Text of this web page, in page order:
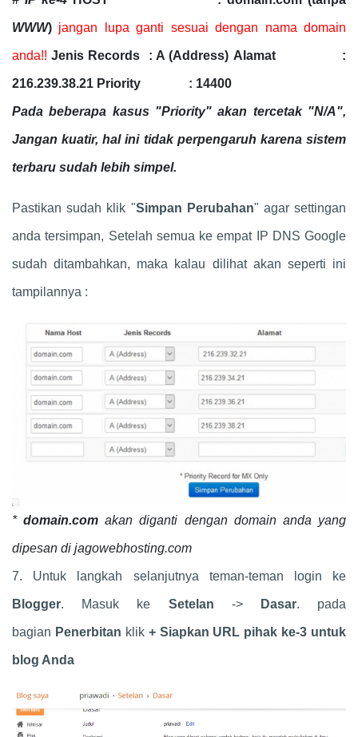
WWW) jangan lupa ganti sesuai dengan nama domain
anda!! Jenis Records : A (Address) Alamat :
216.239.38.21 Priority : 14400
Pada beberapa kasus "Priority" akan tercetak "N/A",
Jangan kuatir, hal ini tidak perpengaruh karena sistem
terbaru sudah lebih simpel.
Pastikan sudah klik "Simpan Perubahan" agar settingan
anda tersimpan, Setelah semua ke empat IP DNS Google
sudah ditambahkan, maka kalau dilihat akan seperti ini
tampilannya :
*domain.com akan diganti dengan domain anda yang
dipesan di jagowebhosting.com
7. Untuk langkah selanjutnya teman-teman login ke
Blogger. Masuk ke Setelan -> Dasar. pada
bagian Penerbitan klik + Siapkan URL pihak ke-3 untuk
blog Anda